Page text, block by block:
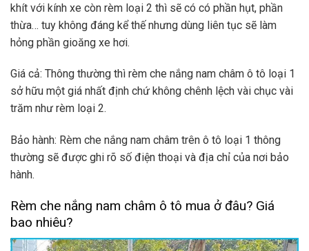
khít với kính xe còn rèm loại 2 thì sẽ có có phần hụt, phần
thừa… tuy không đáng kể thế nhưng dùng liên tục sẽ làm
hỏng phần gioăng xe hơi.
Giá cả: Thông thường thì rèm che nắng nam châm ô tô loại 1
sở hữu một giá nhất định chứ không chênh lệch vài chục vài
trăm như rèm loại 2.
Bảo hành: Rèm che nắng nam châm trên ô tô loại 1 thông
thường sẽ được ghi rõ số điện thoại và địa chỉ của nơi bảo
hành.
Rèm che nắng nam châm ô tô mua ở đâu? Giá
bao nhiêu?